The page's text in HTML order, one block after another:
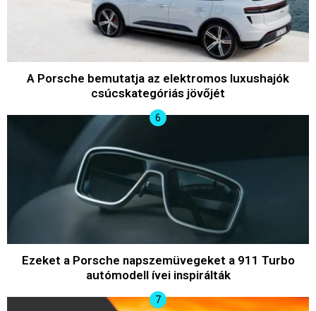
A Porsche bemutatja az elektromos luxushajók
csúcskategóriás jövőjét
Ezeket a Porsche napszemüvegeket a 911 Turbo
autómodell ívei inspirálták